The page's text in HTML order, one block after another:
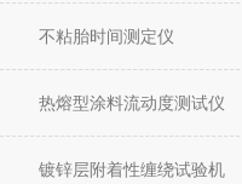
不粘胎时间测定仪
热熔型涂料流动度测试仪
镀锌层附着性缠绕试验机